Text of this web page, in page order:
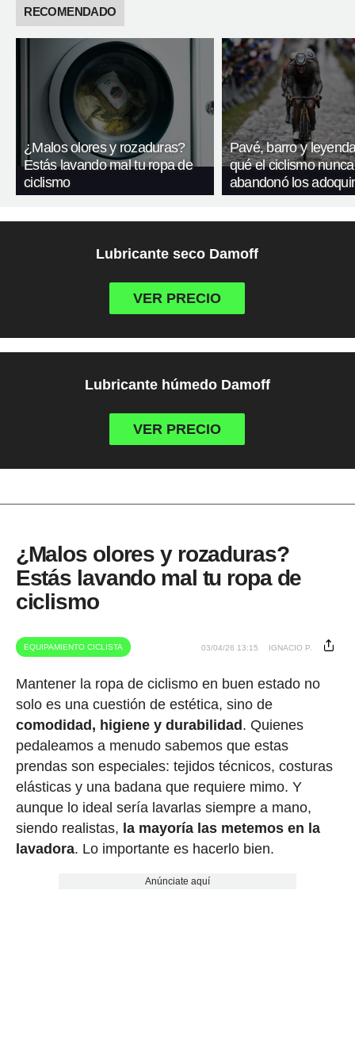
RECOMENDADO
¿Malos olores y rozaduras?
Estás lavando mal tu ropa de
ciclismo
Pavé, barro y
qué el ciclismo nunca
abandonó los
Lubricante seco Damoff
VER PRECIO
Lubricante húmedo Damoff
VER PRECIO
¿Malos olores y rozaduras?
Estás lavando mal tu ropa de
ciclismo
EQUIPAMIENTO CICLISTA 03/04/26 13:15 IGNACIO P.
Mantener la ropa de ciclismo en buen estado no
solo es una cuestión de estética, sino de
comodidad, higiene y durabilidad. Quienes
pedaleamos a menudo sabemos que estas
prendas son especiales: tejidos técnicos, costuras
elásticas y una badana que requiere mimo. Y
aunque lo ideal sería lavarlas siempre a mano,
siendo realistas, la mayoría las metemos en la
lavadora. Lo importante es hacerlo bien.
Anúnciate aquí